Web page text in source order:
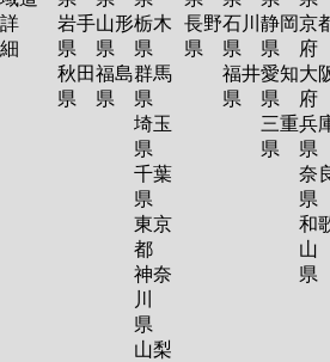
詳
細
岩手
県
秋田
県
山形
県
福島
県
栃木
県
群馬
県
埼玉
県
千葉
県
東京
都
神奈
川
県
山梨
長野
県
石川
県
福井
県
静岡
県
愛知
県
三重
県
京
府
大
府
兵
県
奈
県
和
山
県